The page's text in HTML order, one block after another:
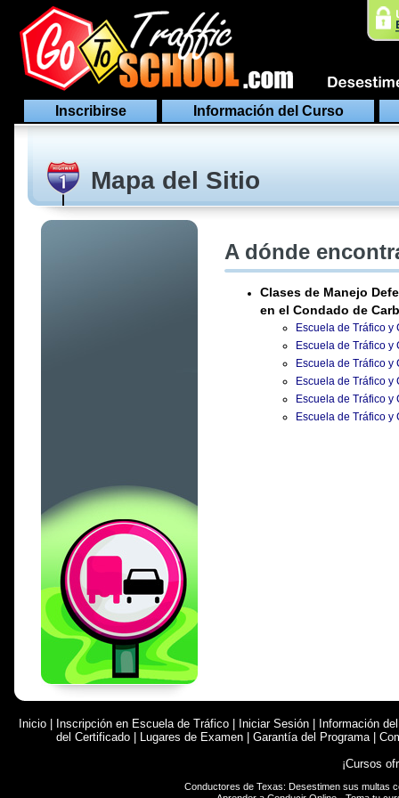
Inscribirse Información del Curso
Mapa del Sitio
A dónde
Clases de Manejo
en el Condado de
Escuela de Tráfico
Escuela de Tráfico
Escuela de Tráfico
Escuela de Tráfico
Escuela de Tráfico
Escuela de Tráfico
Inicio Inscripción en Escuela de Tráfico Iniciar Sesión
Información
del Certificado
Lugares de Examen Garantía del Programa|
¡Cursos
Conductores de Texas: Desestimen sus multas